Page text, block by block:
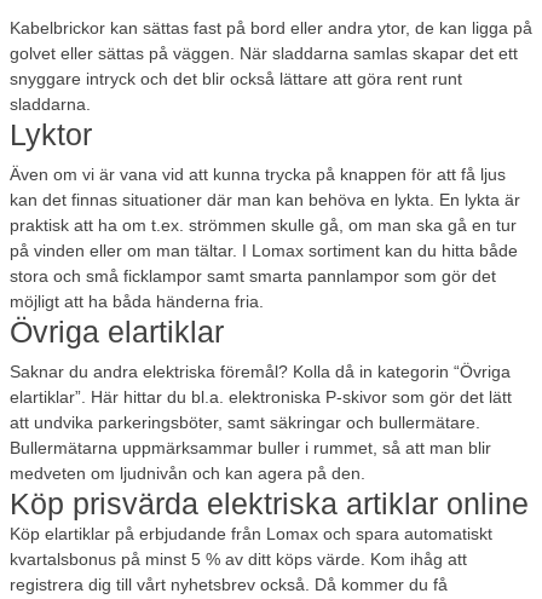
Kabelbrickor kan sättas fast på bord eller andra ytor, de kan ligga på
golvet eller sättas på väggen. När sladdarna samlas skapar det ett
snyggare intryck och det blir också lättare att göra rent runt
sladdarna.
Lyktor
Även om vi är vana vid att kunna trycka på knappen för att få ljus
kan det finnas situationer där man kan behöva en lykta. En lykta är
praktisk att ha om t.ex. strömmen skulle gå, om man ska gå en tur
på vinden eller om man tältar. I Lomax sortiment kan du hitta både
stora och små ficklampor samt smarta pannlampor som gör det
möjligt att ha båda händerna fria.
Övriga elartiklar
Saknar du andra elektriska föremål? Kolla då in kategorin “Övriga
elartiklar”. Här hittar du bl.a. elektroniska P-skivor som gör det lätt
att undvika parkeringsböter, samt säkringar och bullermätare.
Bullermätarna uppmärksammar buller i rummet, så att man blir
medveten om ljudnivån och kan agera på den.
Köp prisvärda elektriska artiklar online
Köp elartiklar på erbjudande från Lomax och spara automatiskt
kvartalsbonus på minst 5 % av ditt köps värde. Kom ihåg att
registrera dig till vårt nyhetsbrev också. Då kommer du få